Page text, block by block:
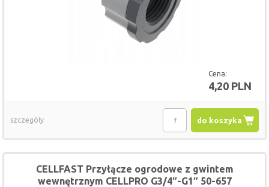
Cena:
4,20 PLN
do koszyka
szczegóły
CELLFAST Przyłącze ogrodowe z gwintem
wewnętrznym CELLPRO G3/4″-G1″ 50-657